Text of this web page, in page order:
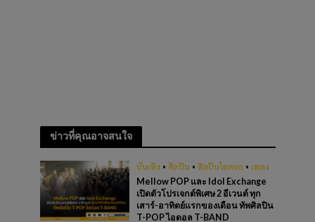
ข่าวที่คุณอาจสนใจ
บันเทิง • ศิลปิน • ศิลปินไอดอล • เพลง
Mellow POP และ Idol Exchange
เปิดตัวโปรเจกต์พิเศษ 2 อีเวนต์ ทุก
เสาร์-อาทิตย์แรกของเดือน ทัพศิลปิน
T-POP ไอดอล T-BAND